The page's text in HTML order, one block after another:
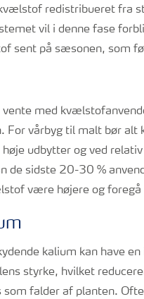
redistribueret fra
vil i denne fase
sent på sæsonen, som
vente med
For vårbyg til malt bør
høje udbytter og ved
de sidste 20-30 %
være højere og foregå
kalium kan have
styrke, hvilket
som falder af planten.